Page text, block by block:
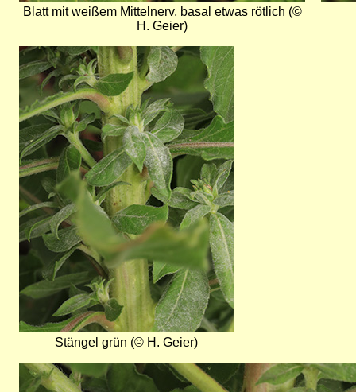
Blatt mit weißem Mittelnerv, basal etwas rötlich (©
H. Geier)
Bild
Stängel grün (© H. Geier)
Bild